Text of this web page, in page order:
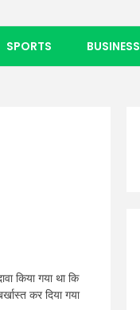
SPORTS BUSINESS
किया गया था कि
कर दिया गया